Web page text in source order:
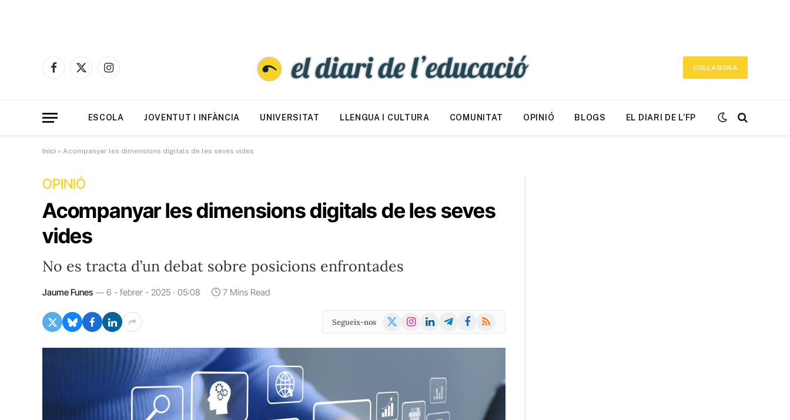
Facebook
X
Instagram
COL·LABORA
ESCOLA JOVENTUT I INFÀNCIA UNIVERSITAT LLENGUA I CULTURA COMUNITAT OPINIÓ BLOGS EL DIARI DE L’FP
Inici » Acompanyar les dimensions digitals de les seves vides
OPINIÓ
Acompanyar les dimensions digitals de les seves
vides
No es tracta d’un debat sobre posicions enfrontades
Jaume Funes 6 - febrer - 2025 · 05:08 7 Mins Read
Segueix-nos
X
Instagram
LinkedInTelegramFacebook
RSS